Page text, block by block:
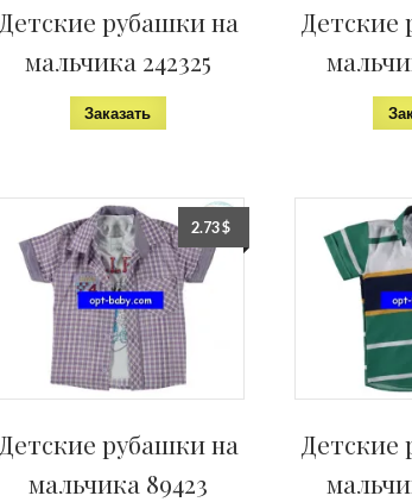
Детские рубашки на
мальчика 242325
Заказать
Детские
Детские рубашки на
мальчика 89423
2.73$
Детские